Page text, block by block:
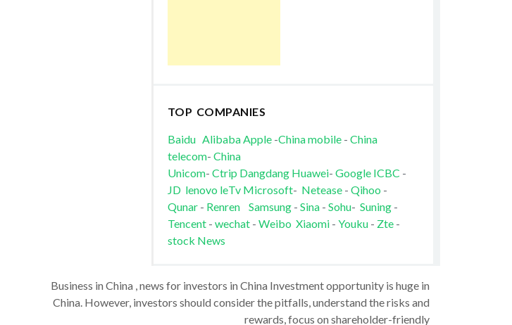
TOP COMPANIES
Baidu AlibabaApple-China mobile- China
telecom- China
Unicom- Ctrip Dangdang Huawei- Google ICBC -
JD lenovo leTv Microsoft- Netease- Qihoo -
Qunar- Renren Samsung- Sina- Sohu- Suning-
Tencent- wechat - Weibo Xiaomi- Youku - Zte-
stock News
Business in China , news for investors in China Investment opportunity is huge in
China. However, investors should consider the pitfalls, understand the risks and
rewards, focus on shareholder-friendly